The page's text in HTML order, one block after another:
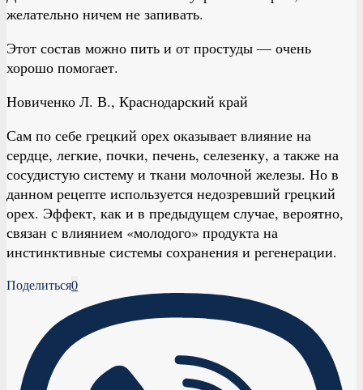
желательно ничем не запивать.
Этот состав можно пить и от простуды — очень
хорошо помогает.
Новиченко Л. В., Краснодарский край
Сам по себе грецкий орех оказывает влияние на
сердце, легкие, почки, печень, селезенку, а также на
сосудистую систему и ткани молочной железы. Но в
данном рецепте используется недозревший грецкий
орех. Эффект, как и в предыдущем случае, вероятно,
связан с влиянием «молодого» продукта на
инстинктивные системы сохранения и регенерации.
Поделиться0